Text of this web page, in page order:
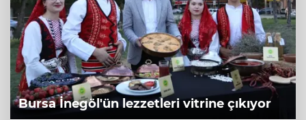
Bursa İnegöl'ün lezzetleri vitrine çıkıyor